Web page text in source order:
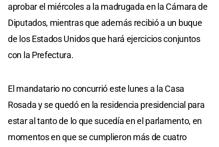
aprobar el miércoles a la madrugada en la Cámara de
Diputados, mientras que además recibió a un buque
de los Estados Unidos que hará ejercicios conjuntos
con la Prefectura.
El mandatario no concurrió este lunes a la Casa
Rosada y se quedó en la residencia presidencial para
estar al tanto de lo que sucedía en el parlamento, en
momentos en que se cumplieron más de cuatro